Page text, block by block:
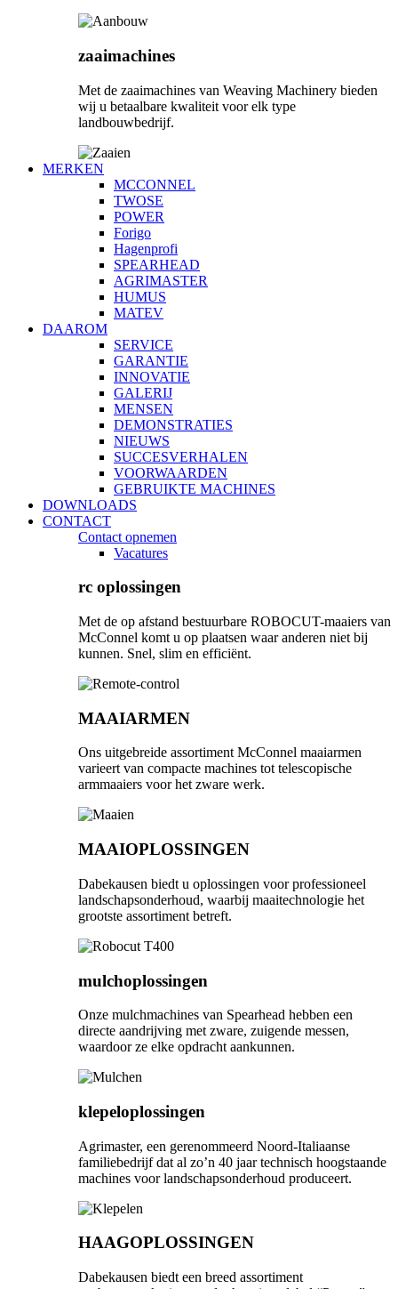
zaaimachines
Met de zaaimachines van Weaving Machinery bieden
wij u betaalbare kwaliteit voor elk type
landbouwbedrijf.
MERKEN
MCCONNEL
TWOSE
POWER
Forigo
Hagenprofi
SPEARHEAD
AGRIMASTER
HUMUS
MATEV
DAAROM
SERVICE
GARANTIE
INNOVATIE
GALERIJ
MENSEN
DEMONSTRATIES
NIEUWS
SUCCESVERHALEN
VOORWAARDEN
GEBRUIKTE MACHINES
DOWNLOADS
CONTACT
Contact opnemen
Vacatures
rc oplossingen
Met de op afstand bestuurbare ROBOCUT-maaiers van
McConnel komt u op plaatsen waar anderen niet bij
kunnen. Snel, slim en efficiënt.
MAAIARMEN
Ons uitgebreide assortiment McConnel maaiarmen
varieert van compacte machines tot telescopische
armmaaiers voor het zware werk.
MAAIOPLOSSINGEN
Dabekausen biedt u oplossingen voor professioneel
landschapsonderhoud, waarbij maaitechnologie het
grootste assortiment betreft.
mulchoplossingen
Onze mulchmachines van Spearhead hebben een
directe aandrijving met zware, zuigende messen,
waardoor ze elke opdracht aankunnen.
klepeloplossingen
Agrimaster, een gerenommeerd Noord-Italiaanse
familiebedrijf dat al zo’n 40 jaar technisch hoogstaande
machines voor landschapsonderhoud produceert.
HAAGOPLOSSINGEN
Dabekausen biedt een breed assortiment